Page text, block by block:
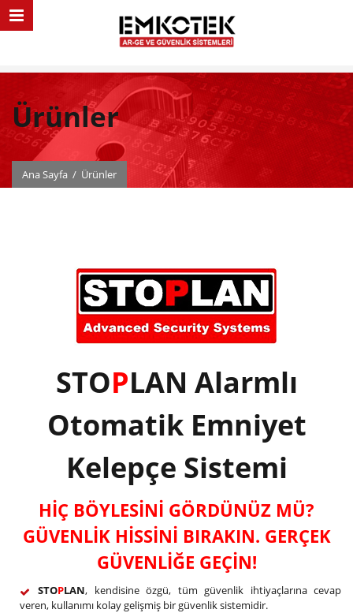
Ürünler
Ana Sayfa / Ürünler
STOPLAN Alarmlı
Otomatik Emniyet
Kelepçe Sistemi
HİÇ BÖYLESİNİ GÖRDÜNÜZ MÜ?
GÜVENLİK HİSSİNİ BIRAKIN. GERÇEK
GÜVENLİĞE GEÇİN!
STOPLAN, kendisine özgü, tüm güvenlik ihtiyaçlarına cevap
veren, kullanımı kolay gelişmiş bir güvenlik sistemidir.